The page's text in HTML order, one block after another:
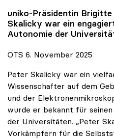
uniko-Präsidentin
Skalicky war ein
Autonomie der
OTS 6. November 2025
Peter Skalicky war ein
Wissenschafter auf dem
und der
wurde er bekannt für
der Universitäten. „Peter
Vorkämpfern für die